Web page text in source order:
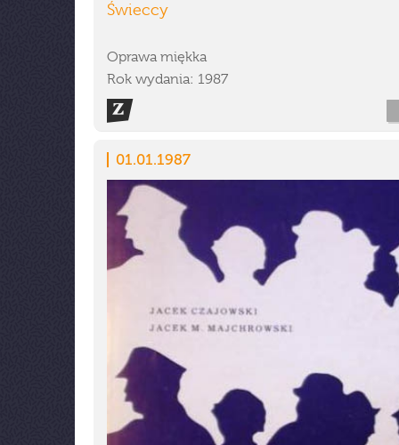
Świeccy
Oprawa miękka
Rok wydania: 1987
01.01.1987